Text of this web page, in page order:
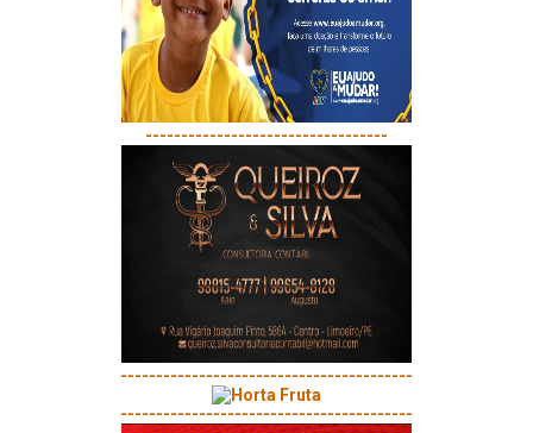
----------------------------------
-----------------------------------------
-----------------------------------------